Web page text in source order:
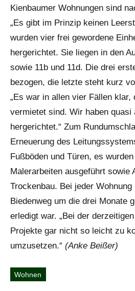
Kienbaumer Wohnungen sind
„Es gibt im Prinzip keinen
wurden vier frei gewordene
hergerichtet. Sie liegen in den
sowie 11b und 11d. Die drei
bezogen, die letzte steht kurz
„Es war in allen vier Fällen
vermietet sind. Wir haben quasi
hergerichtet.“ Zum
Erneuerung des
Fußböden und Türen, es
Malerarbeiten ausgeführt sowie
Trockenbau. Bei jeder
Biedenweg um die drei Monate
erledigt war. „Bei der
Projekte gar nicht so leicht zu
umzusetzen.“ (Anke Beißer)
Schlagwörter
Wohnen